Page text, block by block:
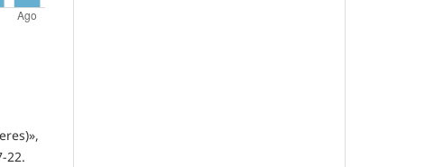
22.